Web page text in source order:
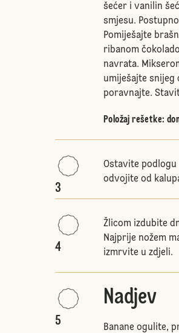
šećer i vanilin
smjesu.
Pomiješajte
ribanom
navrata.
umiješajte snijeg
poravnajte.
Položaj rešetke:
3
Ostavite podlogu
odvojite od
4
Žlicom izdubite
Najprije nožem
izmrvite u zdjeli.
5
Nadjev
Banane ogulite,